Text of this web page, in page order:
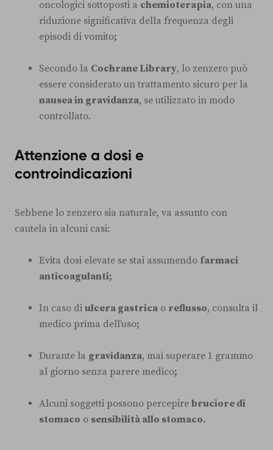
oncologici sottoposti a chemioterapia, con una
riduzione significativa della frequenza degli
episodi di vomito;
Secondo la Cochrane Library, lo zenzero può
essere considerato un trattamento sicuro per la
nausea in gravidanza, se utilizzato in modo
controllato.
Attenzione a dosi e
controindicazioni
Sebbene lo zenzero sia naturale, va assunto con
cautela in alcuni casi:
Evita dosi elevate se stai assumendo farmaci
anticoagulanti;
In caso di ulcera gastrica o reflusso, consulta il
medico prima dell’uso;
Durante la gravidanza, mai superare 1 grammo
al giorno senza parere medico;
Alcuni soggetti possono percepire bruciore di
stomaco o sensibilità allo stomaco.